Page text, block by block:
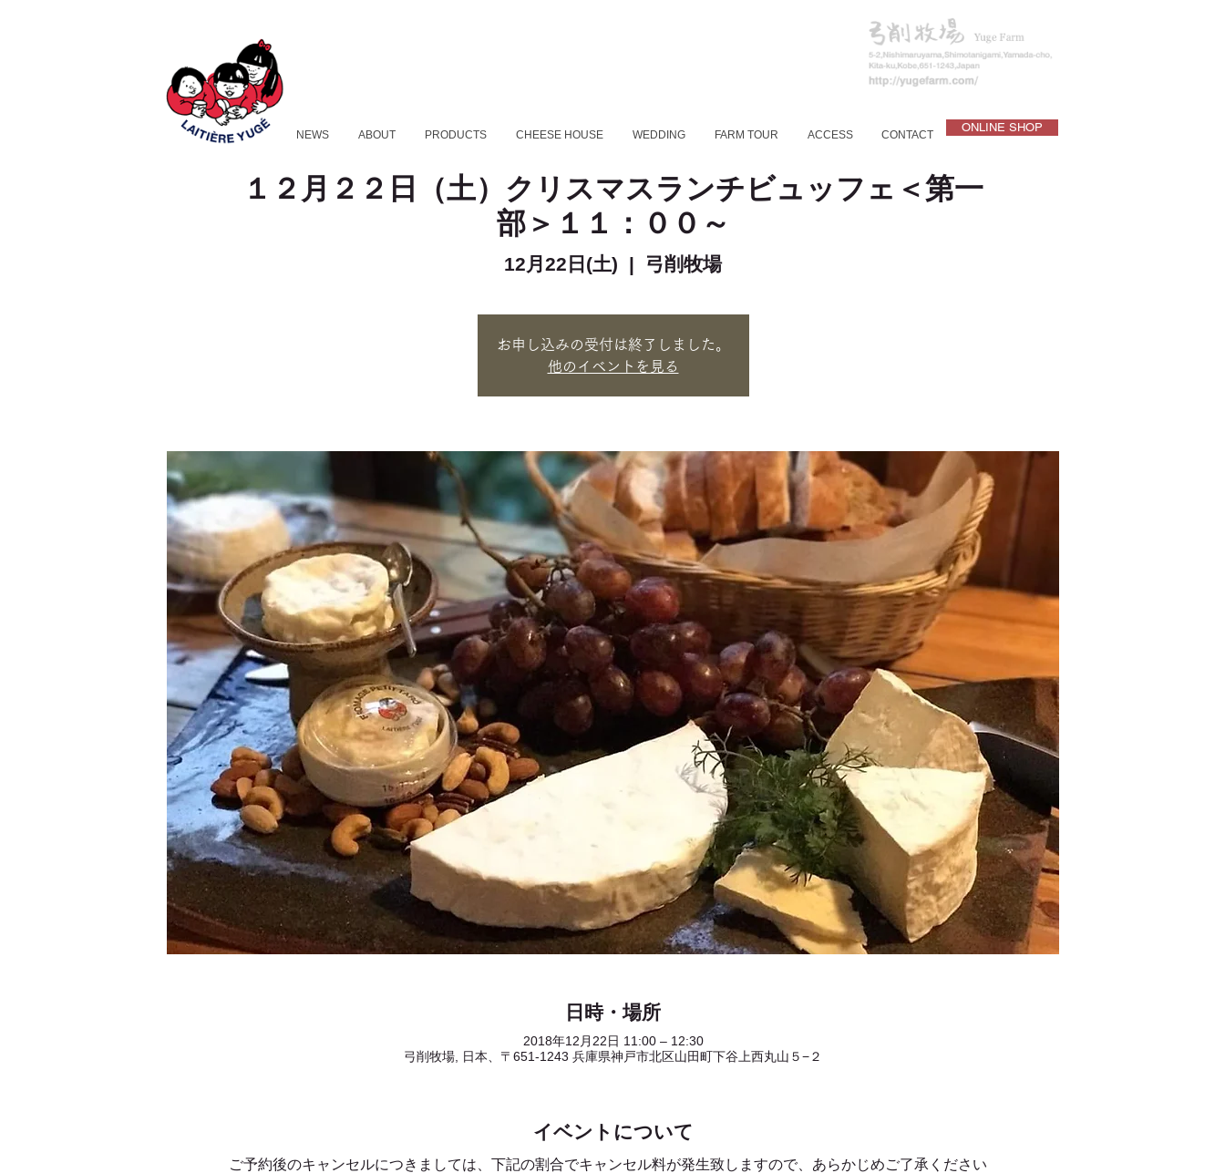
ONLINE SHOP
NEWS ABOUT PRODUCTS CHEESE HOUSE WEDDING FARM TOUR ACCESS CONTACT
１２月２２日（土）クリスマスランチビュッフェ＜第一
部＞１１：００～
12月22日(土)
  |
弓削牧場
お申し込みの受付は終了しました。
他のイベントを見る
日時・場所
2018年12月22日 11:00 – 12:30
弓削牧場, 日本、〒651-1243 兵庫県神戸市北区山田町下谷上西丸山５−２
イベントについて
ご予約後のキャンセルにつきましては、下記の割合でキャンセル料が発生致しますので、あらかじめご了承ください